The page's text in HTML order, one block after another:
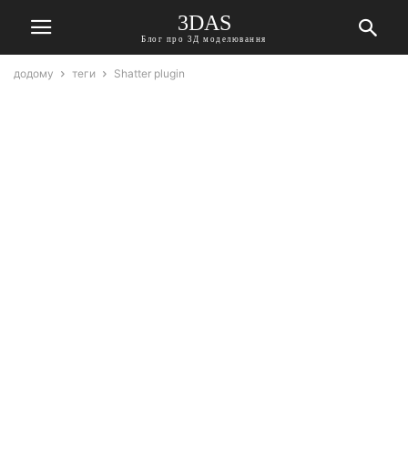
3DAS
Блог про 3Д моделювання
додому теги Shatter plugin